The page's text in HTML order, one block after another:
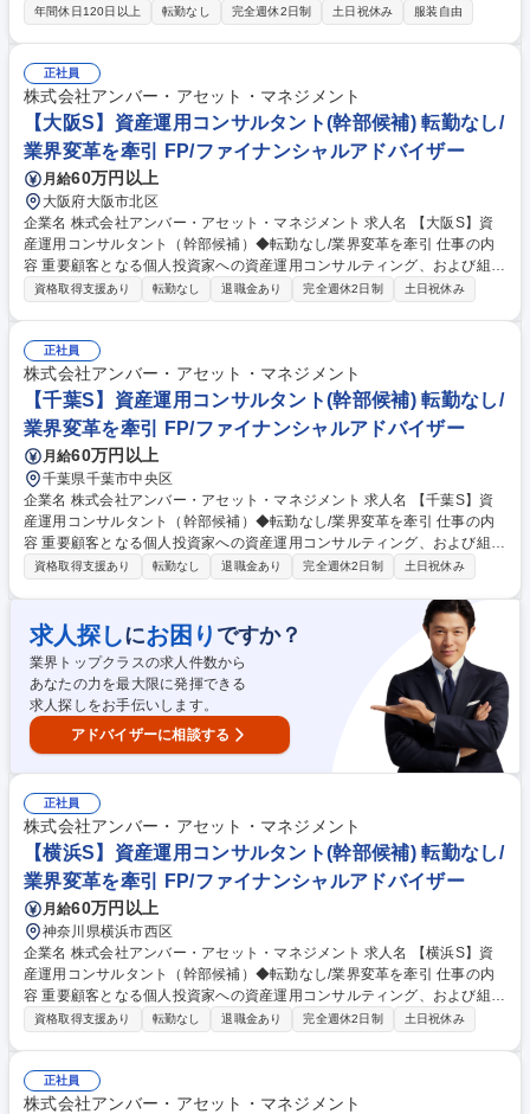
ンシャルプランニングや進学後のサポートまで一貫して伴走する新しい奨
えるため、「給付型奨学金」と「伴走支援」を融合させた新たな制度「カ
タリバ奨学金」プロジェクト。 入職後は奨学金を必要とする高校生支援を
通じ事業フローを把握いただき、その後、責任者と共に事業の仕組み化・
効率化を推進。未接触の層へ届けるアウトリーチ施策の企画立案など、事
業成長の根幹を担う業務です。 募集職種 金銭的支援だけでは終わらな
い、新しい奨学金制度を仕組化し全国へ広げる
年間休日120日以上 転勤なし 完全週休2日制 土日祝休み 服装自由
正社員
株式会社アンバー・アセット・マネジメント
【大阪S】資産運用コンサルタント(幹部候補) 転勤なし/
業界変革を牽引 FP/ファイナンシャルアドバイザー
月給60万円以上
大阪府大阪市北区
企業名 株式会社アンバー・アセット・マネジメント 求人名 【大阪S】資
産運用コンサルタント（幹部候補）◆転勤なし/業界変革を牽引 仕事の内
容 重要顧客となる個人投資家への資産運用コンサルティング、および組織
マネジメントをお任せします。自身の背中で「顧客本位」を体現し、組織
メンバーの案件相談や数値管理、人材育成を担います。 ◆役割：単なる管
理者ではなく、トッププレイヤーとして手本を示しながら、チーム全体の
提案力底上げを図ります。 ◆環境：会社都合のノルマはなし。真に顧客の
ためになる施策であれば、裁量を持って実行できます。 募集職種 【大阪
S】資産運用コンサルタント（幹部候補）◆転勤なし/業界変革を牽引
資格取得支援あり 転勤なし 退職金あり 完全週休2日制 土日祝休み
正社員
株式会社アンバー・アセット・マネジメント
【千葉S】資産運用コンサルタント(幹部候補) 転勤なし/
業界変革を牽引 FP/ファイナンシャルアドバイザー
月給60万円以上
千葉県千葉市中央区
企業名 株式会社アンバー・アセット・マネジメント 求人名 【千葉S】資
産運用コンサルタント（幹部候補）◆転勤なし/業界変革を牽引 仕事の内
容 重要顧客となる個人投資家への資産運用コンサルティング、および組織
マネジメントをお任せします。自身の背中で「顧客本位」を体現し、組織
存・紹介を中心とした顧客対応（1日2～3件程度の面談）を行いながら、
メンバーの案件相談や数値管理、人材育成を担います。 ◆役割：単なる管
理者ではなく、トッププレイヤーとして手本を示しながら、チーム全体の
提案力底上げを図ります。 ◆環境：会社都合のノルマはなし。真に顧客の
ためになる施策であれば、裁量を持って実行できます。 募集職種 【千葉
S】資産運用コンサルタント（幹部候補）◆転勤なし/業界変革を牽引
資格取得支援あり 転勤なし 退職金あり 完全週休2日制 土日祝休み
求人探しにお困り ですか？
業界トップクラスの求人件数から
あなたの力を最大限に発揮できる
求人探しをお手伝いします。
アドバイザーに相談する
正社員
株式会社アンバー・アセット・マネジメント
【横浜S】資産運用コンサルタント(幹部候補) 転勤なし/
業界変革を牽引 FP/ファイナンシャルアドバイザー
月給60万円以上
神奈川県横浜市西区
企業名 株式会社アンバー・アセット・マネジメント 求人名 【横浜S】資
産運用コンサルタント（幹部候補）◆転勤なし/業界変革を牽引 仕事の内
容 重要顧客となる個人投資家への資産運用コンサルティング、および組織
マネジメントをお任せします。自身の背中で「顧客本位」を体現し、組織
メンバーの案件相談や数値管理、人材育成を担います。 ◆役割：単なる管
理者ではなく、トッププレイヤーとして手本を示しながら、チーム全体の
資格取得支援あり 転勤なし 退職金あり 完全週休2日制 土日祝休み
正社員
株式会社アンバー・アセット・マネジメント